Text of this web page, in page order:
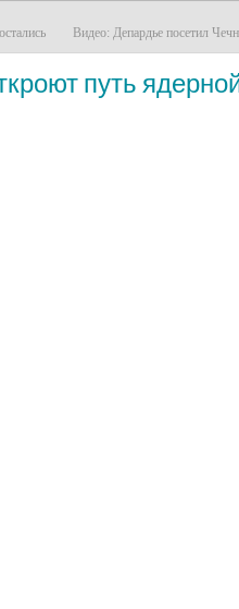
Видео: Депардье посетил
путь